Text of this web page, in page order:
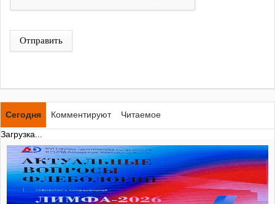
Отправить
Сегодня Комментируют
Читаемое
Загрузка...